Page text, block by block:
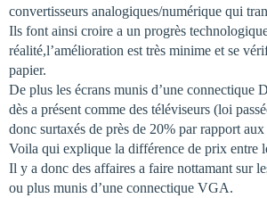
convertisseurs analogiques/numérique qui
Ils font ainsi croire a un progrès
réalité,l’amélioration est très minime et se
papier.
De plus les écrans munis d’une connectique
dès a présent comme des téléviseurs (loi
donc surtaxés de près de 20% par rapport
Voila qui explique la différence de prix entre
Il y a donc des affaires a faire nottamant sur
ou plus munis d’une connectique VGA.